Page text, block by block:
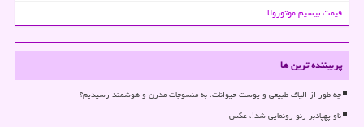
قیمت بیسیم موتورولا
پربیننده ترین ها
چه طور از الیاف طبیعی و پوست حیوانات، به منسوجات مدرن و هوشمند رسیدیم؟
ناو پهپادبر رنو رونمایی شد!، عکس